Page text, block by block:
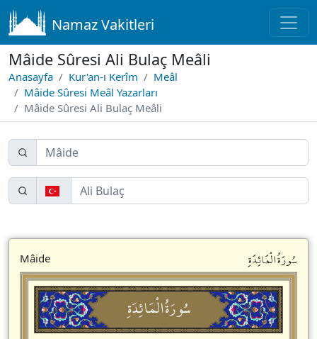
Namaz Vakitleri
Mâide Sûresi Ali Bulaç Meâli
Anasayfa Kur'an-ı Kerîm
Meâl
Mâide Sûresi Meâl Yazarları
Mâide Sûresi Ali Bulaç Meâli
Mâide سُورَةُالْمَائِدَةِ
سُورَةُالْمَائِدَةِ